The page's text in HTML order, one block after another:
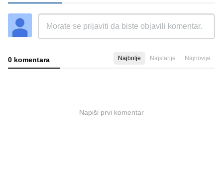
0 komentara Najbolje Najstarije Najnovije
Napiši prvi komentar